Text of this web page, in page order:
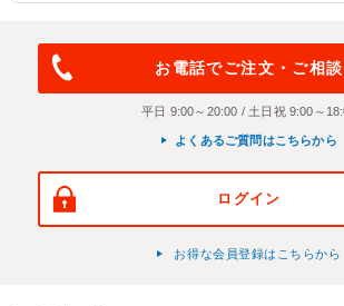
お電話でご注文・ご相談
平日 9:00～20:00 / 土日祝 9:00～
よくあるご質問はこちらから
ログイン
お得な会員登録はこちらから